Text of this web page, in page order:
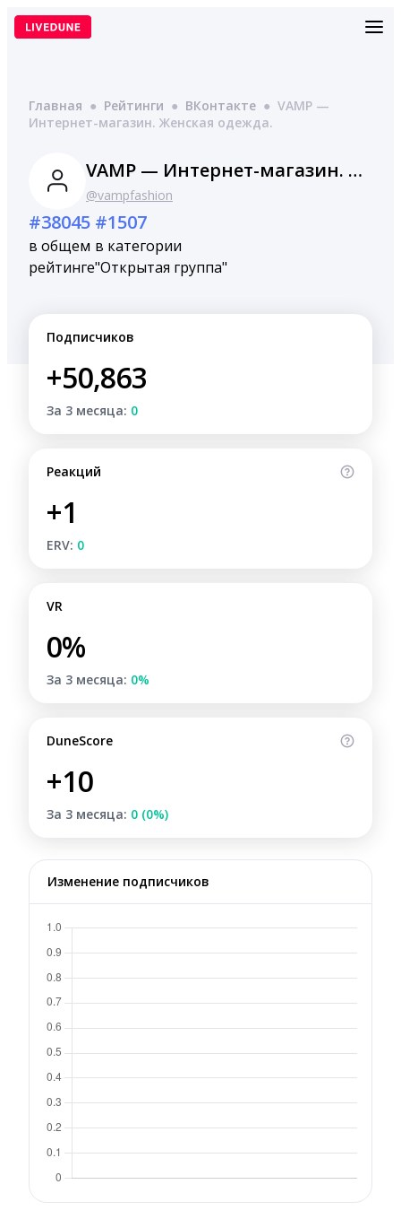
Перейти
Главная ● Рейтинги ● ВКонтакте ● VAMP —
Интернет-магазин. Женская одежда.
VAMP — Интернет-магазин. Женская одежда.
@vampfashion
#38045
в общем
рейтинге
#1507
в категории
"Открытая группа"
Подписчиков
+50,863
За 3 месяца: 0
Реакций
+1
ERV: 0
VR
0%
За 3 месяца: 0%
DuneScore
+10
За 3 месяца: 0 (0%)
Изменение подписчиков